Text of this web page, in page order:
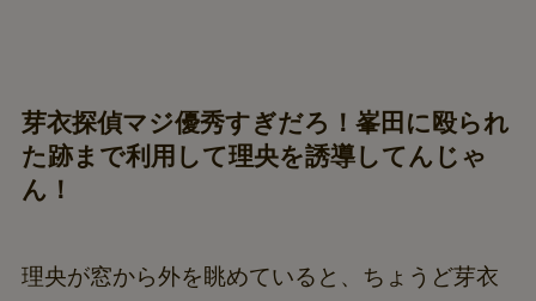
芽衣探偵マジ優秀すぎだろ！峯田に殴られ
た跡まで利用して理央を誘導してんじゃ
ん！
理央が窓から外を眺めていると、ちょうど芽衣